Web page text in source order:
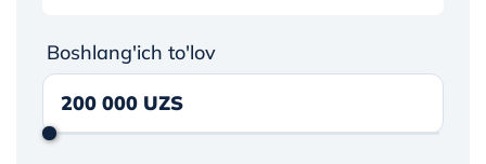
Boshlang'ich to'lov